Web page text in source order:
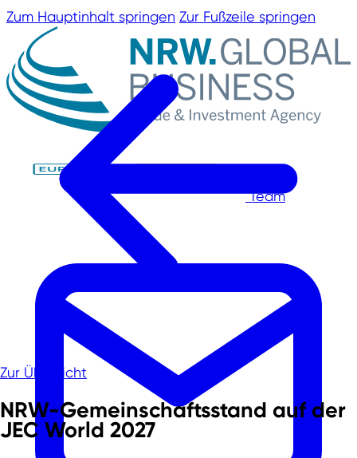
Zum Hauptinhalt springen Zur Fußzeile springen
Team
Zur Übersicht
NRW-Gemeinschaftsstand auf der
JEC World 2027